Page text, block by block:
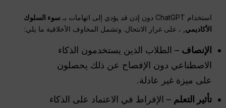
استخدام ChatGPT دون إذن قد يؤدي إلى اتهامات بـ
سوء السلوك
الأكاديمي , ، على غرار الانتحال. وتشمل المخاوف الأخلاقية ما يلي:
الإنصاف – الطلاب الذين يستخدمون الذكاء
الاصطناعي دون الإفصاح عن ذلك يحصلون
على ميزة غير عادلة.
تأثير التعلم – الإفراط في الاعتماد على الذكاء